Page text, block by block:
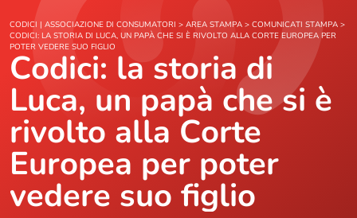
Chi Siamo
Cosa Facciamo
Area Stampa
Contatti
Login
CODICI | ASSOCIAZIONE DI CONSUMATORI > AREA STAMPA > COMUNICATI STAMPA >
CODICI: LA STORIA DI LUCA, UN PAPÀ CHE SI È RIVOLTO ALLA CORTE EUROPEA PER
POTER VEDERE SUO FIGLIO
Codici: la storia di
Luca, un papà che si è
rivolto alla Corte
Europea per poter
vedere suo figlio